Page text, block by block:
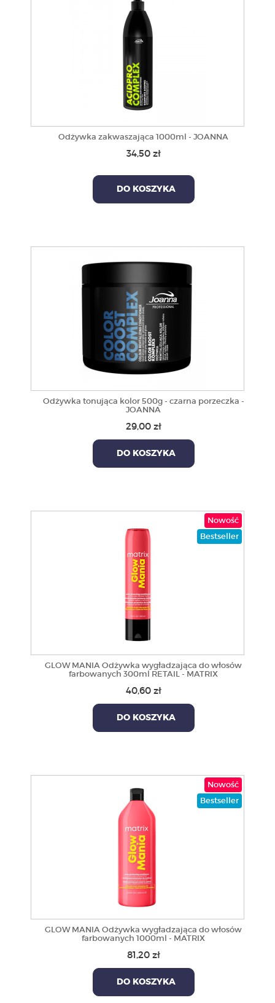
Odżywka zakwaszająca 1000ml - JOANNA
34,50 zł
DO KOSZYKA
Odżywka tonująca kolor 500g - czarna porzeczka -
JOANNA
29,00 zł
DO KOSZYKA
Nowość
Bestseller
GLOW MANIA Odżywka wygładzająca do włosów
farbowanych 300ml RETAIL - MATRIX
40,60 zł
DO KOSZYKA
Nowość
Bestseller
GLOW MANIA Odżywka wygładzająca do włosów
farbowanych 1000ml - MATRIX
81,20 zł
DO KOSZYKA